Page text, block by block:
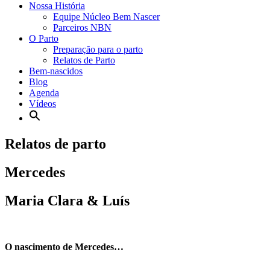
Nossa História
Equipe Núcleo Bem Nascer
Parceiros NBN
O Parto
Preparação para o parto
Relatos de Parto
Bem-nascidos
Blog
Agenda
Vídeos
Relatos de parto
Mercedes
Maria Clara & Luís
O nascimento de Mercedes…